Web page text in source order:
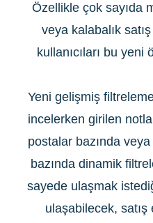
Özellikle çok sayıda
veya kalabalık
kullanıcıları bu
Yeni gelişmiş
incelerken girilen
postalar bazında
bazında dinamik
sayede ulaşmak
ulaşabilecek,